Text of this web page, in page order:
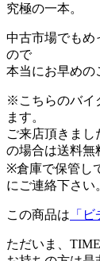
究極の一本。
中古市場でもめ
ので
本当にお早めの
※こちらのバイ
ます。
ご来店頂きま
の場合は送料無
※倉庫で保管し
にご連絡下さい
この商品は 「
ただいま、